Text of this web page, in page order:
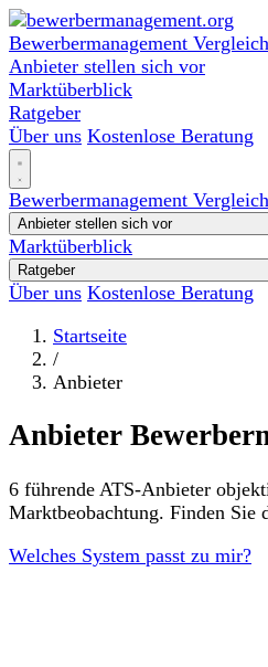
Bewerbermanagement Vergleich
Anbieter stellen sich vor
Marktüberblick
Ratgeber
Über uns Kostenlose Beratung
Bewerbermanagement Vergleich
Anbieter stellen sich vor
Marktüberblick
Ratgeber
Über uns Kostenlose Beratung
Startseite
/
Anbieter
Anbieter
6 führende ATS-Anbieter
Marktbeobachtung. Finden Sie
Welches System passt zu mir?